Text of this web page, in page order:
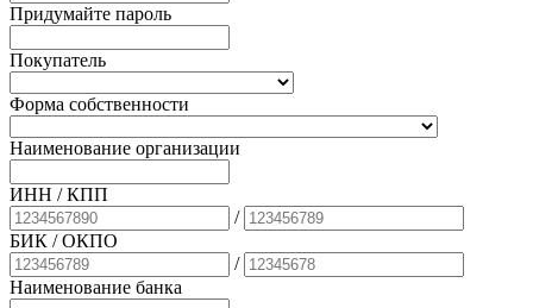
Придумайте пароль
Покупатель
Форма собственности
Наименование организации
ИНН / КПП
/
БИК / ОКПО
/
Наименование банка